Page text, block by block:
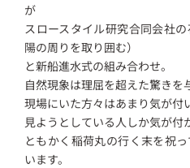
が
スロースタイル研究合同会社
陽の周りを取り囲む）
と新船進水式の組み合わせ。
自然現象は理屈を超えた驚きを
現場にいた方々はあまり気が付
見ようとしている人しか気が付
ともかく稲荷丸の行く末を祝
います。